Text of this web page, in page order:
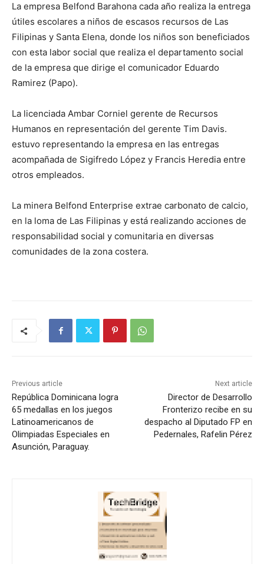
La empresa Belfond Barahona cada año realiza la entrega
útiles escolares a niños de escasos recursos de Las
Filipinas y Santa Elena, donde los niños son beneficiados
con esta labor social que realiza el departamento social
de la empresa que dirige el comunicador Eduardo
Ramirez (Papo).
La licenciada Ambar Corniel gerente de Recursos
Humanos en representación del gerente Tim Davis.
estuvo representando la empresa en las entregas
acompañada de Sigifredo López y Francis Heredia entre
otros empleados.
La minera Belfond Enterprise extrae carbonato de calcio,
en la loma de Las Filipinas y está realizando acciones de
responsabilidad social y comunitaria en diversas
comunidades de la zona costera.
Previous article
República Dominicana logra
65 medallas en los juegos
Latinoamericanos de
Olimpiadas Especiales en
Asunción, Paraguay.
Next article
Director de Desarrollo
Fronterizo recibe en su
despacho al Diputado FP en
Pedernales, Rafelin Pérez